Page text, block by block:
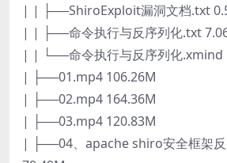
| | ├──ShiroExploit漏洞文档.txt
| | ├──命令执行与反序列化.txt
| | └──命令执行与反序列化.xmind
| ├──01.mp4 106.26M
| ├──02.mp4 164.36M
| ├──03.mp4 120.83M
| ├──04、apache shiro安全框架